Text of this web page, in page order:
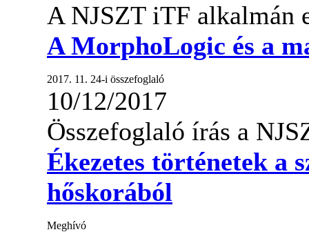
A NJSZT iTF alkalmán
A MorphoLogic és a
2017. 11. 24-i összefoglaló
10/12/2017
Összefoglaló írás a
Ékezetes történetek a
hőskorából
Meghívó